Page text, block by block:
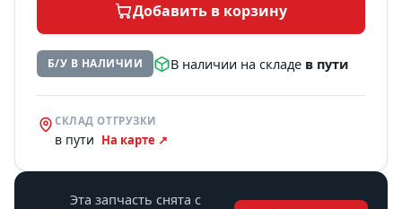
Добавить в корзину
Б/У В НАЛИЧИИ В наличии на складе в пути
СКЛАД ОТГРУЗКИ
в пути На карте ↗
Эта запчасть снята с